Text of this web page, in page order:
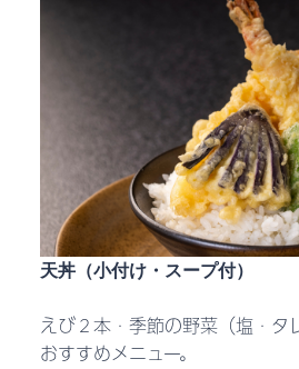
天丼 （小付け・スープ付）
えび２本・季節の野菜（塩・タ
おすすめメニュー。